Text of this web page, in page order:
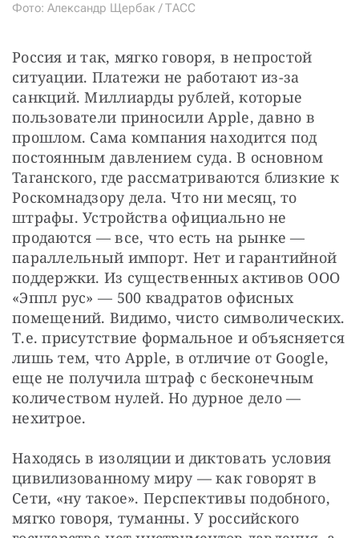
Фото: Александр Щербак / ТАСС
Россия и так, мягко говоря, в непростой
ситуации. Платежи не работают из-за
санкций. Миллиарды рублей, которые
пользователи приносили Apple, давно в
прошлом. Сама компания находится под
постоянным давлением суда. В основном
Таганского, где рассматриваются близкие к
Роскомнадзору дела. Что ни месяц, то
штрафы. Устройства официально не
продаются — все, что есть на рынке —
параллельный импорт. Нет и гарантийной
поддержки. Из существенных активов ООО
«Эппл рус» — 500 квадратов офисных
помещений. Видимо, чисто символических.
Т.е. присутствие формальное и объясняется
лишь тем, что Apple, в отличие от Google,
еще не получила штраф с бесконечным
количеством нулей. Но дурное дело —
нехитрое.
Находясь в изоляции и диктовать условия
цивилизованному миру — как говорят в
Сети, «ну такое». Перспективы подобного,
мягко говоря, туманны. У российского